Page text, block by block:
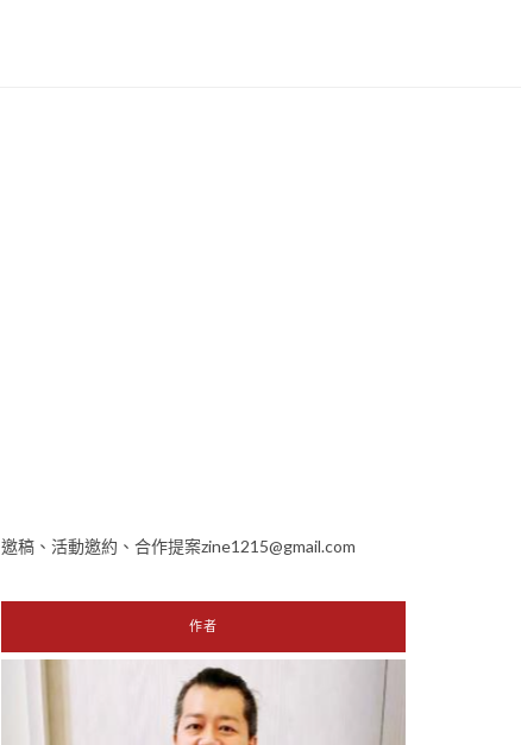
邀稿、活動邀約、合作提案zine1215@gmail.com
作者